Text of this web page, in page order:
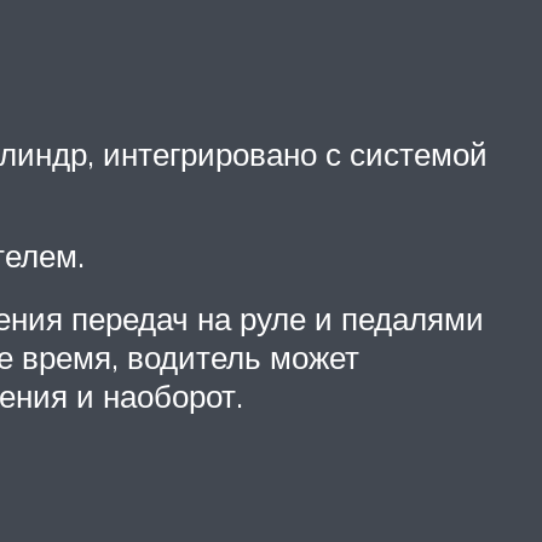
интегрировано с системой
передач на руле и педалями
время, водитель может
и наоборот.